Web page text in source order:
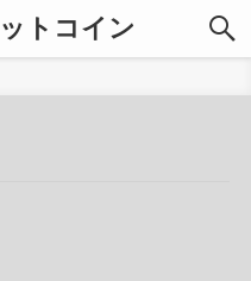
トコイン